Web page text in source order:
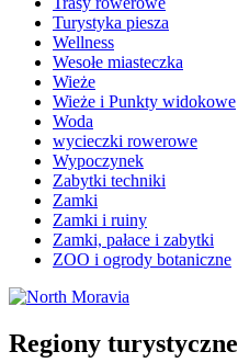
Turystyka piesza
Wellness
Wesołe miasteczka
Wieże
Wieże i Punkty widokowe
Woda
wycieczki rowerowe
Wypoczynek
Zabytki techniki
Zamki
Zamki i ruiny
Zamki, pałace i zabytki
ZOO i ogrody botaniczne
Regiony turystyczne